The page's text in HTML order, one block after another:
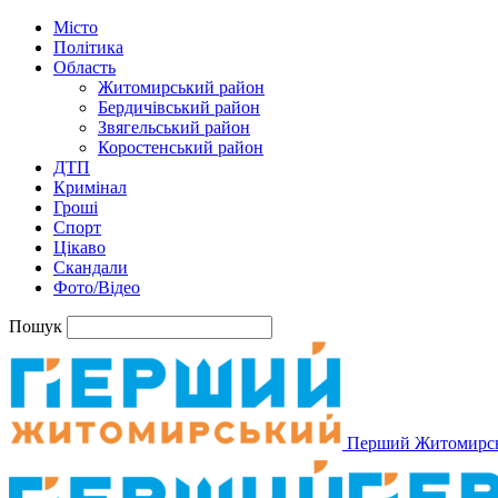
Місто
Політика
Область
Житомирський район
Бердичівський район
Звягельський район
Коростенський район
ДТП
Кримінал
Гроші
Спорт
Цікаво
Скандали
Фото/Відео
Пошук
Перший